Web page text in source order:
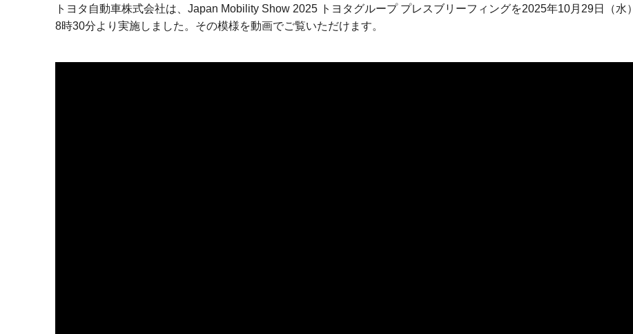
トヨタ自動車株式会社は、Japan Mobility Show 2025 トヨタグループ プレスブリーフィングを2025年10月29日（水）
8時30分より実施しました。その模様を動画でご覧いただけます。